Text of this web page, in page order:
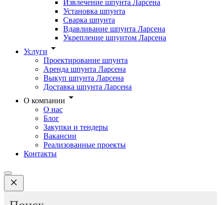
Извлечение шпунта Ларсена
Установка шпунта
Сварка шпунта
Вдавливание шпунта Ларсена
Укрепление шпунтом Ларсена
Услуги
Проектирование шпунта
Аренда шпунта Ларсена
Выкуп шпунта Ларсена
Доставка шпунта Ларсена
О компании
О нас
Блог
Закупки и тендеры
Вакансии
Реализованные проекты
Контакты